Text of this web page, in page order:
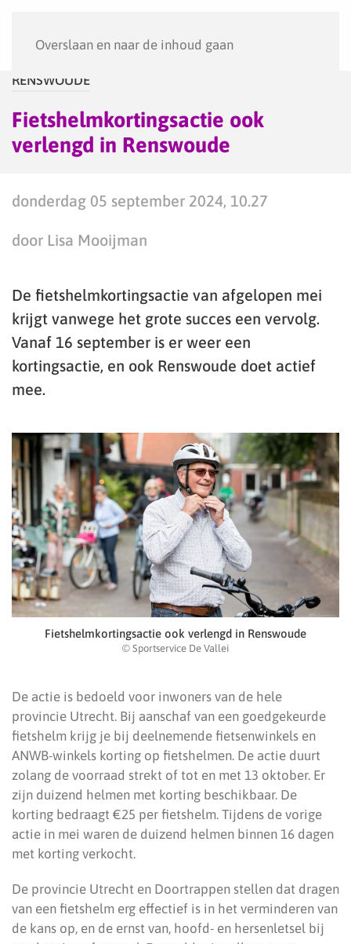
Overslaan en naar de inhoud gaan
RENSWOUDE
Fietshelmkortingsactie ook
verlengd in Renswoude
donderdag 05 september 2024, 10.27
door Lisa Mooijman
De fietshelmkortingsactie van afgelopen mei
krijgt vanwege het grote succes een vervolg.
Vanaf 16 september is er weer een
kortingsactie, en ook Renswoude doet actief
mee.
Fietshelmkortingsactie ook verlengd in Renswoude
© Sportservice De Vallei
De actie is bedoeld voor inwoners van de hele
provincie Utrecht. Bij aanschaf van een goedgekeurde
fietshelm krijg je bij deelnemende fietsenwinkels en
ANWB-winkels korting op fietshelmen. De actie duurt
zolang de voorraad strekt of tot en met 13 oktober. Er
zijn duizend helmen met korting beschikbaar. De
korting bedraagt €25 per fietshelm. Tijdens de vorige
actie in mei waren de duizend helmen binnen 16 dagen
met korting verkocht.
De provincie Utrecht en Doortrappen stellen dat dragen
van een fietshelm erg effectief is in het verminderen van
de kans op, en de ernst van, hoofd- en hersenletsel bij